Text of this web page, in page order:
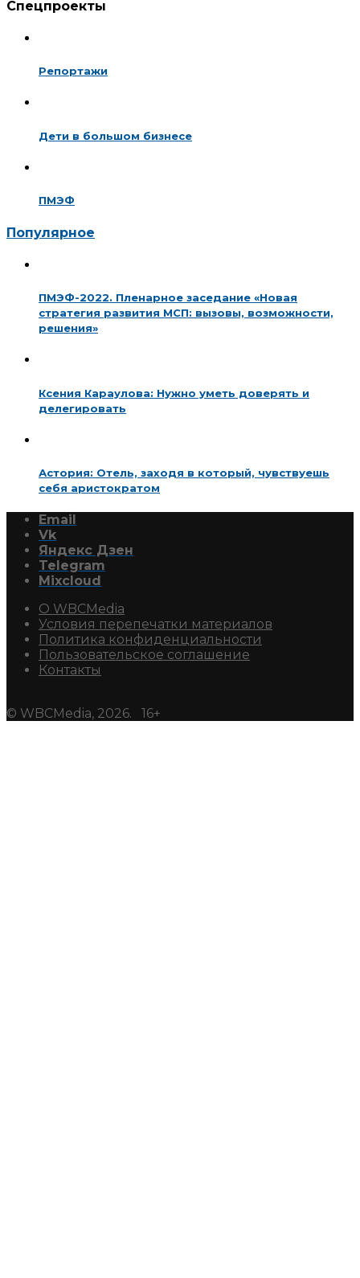
Спецпроекты
Репортажи
Дети в большом бизнесе
ПМЭФ
Популярное
ПМЭФ-2022. Пленарное заседание «Новая
стратегия развития МСП: вызовы, возможности,
решения»
Ксения Караулова: Нужно уметь доверять и
делегировать
Астория: Отель, заходя в который, чувствуешь
себя аристократом
Email
Vk
Яндекс Дзен
Telegram
Mixcloud
О WBCMedia
Условия перепечатки материалов
Политика конфиденциальности
Пользовательское соглашение
Контакты
© WBCMedia, 2026. 16+